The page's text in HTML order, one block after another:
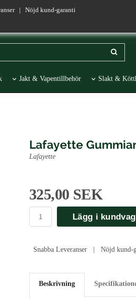
| Nöjd kund-garanti
Jakt & Vapentillbehör Slakt &
Lafayette
Lafayette
325,00 SEK
Lägg i
Snabba Leveranser | Nöjd kund-
Beskrivning